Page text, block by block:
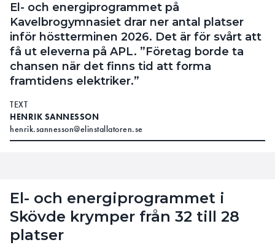
El- och energiprogrammet på
Kavelbrogymnasiet drar ner antal platser
inför höstterminen 2026. Det är för svårt att
få ut eleverna på APL. ”Företag borde ta
chansen när det finns tid att forma
framtidens elektriker.”
TEXT
HENRIK SANNESSON
henrik.sannesson@elinstallatoren.se
El- och energiprogrammet i
Skövde krymper från 32 till 28
platser